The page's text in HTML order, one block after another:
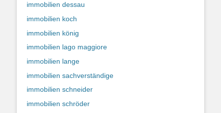
immobilien dessau
immobilien koch
immobilien könig
immobilien lago maggiore
immobilien lange
immobilien sachverständige
immobilien schneider
immobilien schröder